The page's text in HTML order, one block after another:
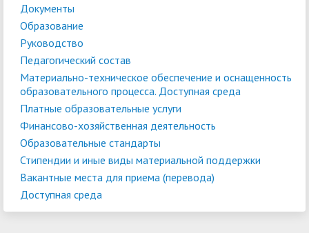
Документы
Образование
Руководство
Педагогический состав
Материально-техническое обеспечение и оснащенность
образовательного процесса. Доступная среда
Платные образовательные услуги
Финансово-хозяйственная деятельность
Образовательные стандарты
Стипендии и иные виды материальной поддержки
Вакантные места для приема (перевода)
Доступная среда